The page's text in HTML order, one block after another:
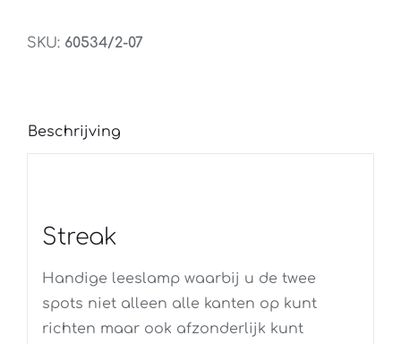
Dimmers
SKU: 60534/2-07
Beschrijving
Streak
Handige leeslamp waarbij u de twee
spots niet alleen alle kanten op kunt
richten maar ook afzonderlijk kunt